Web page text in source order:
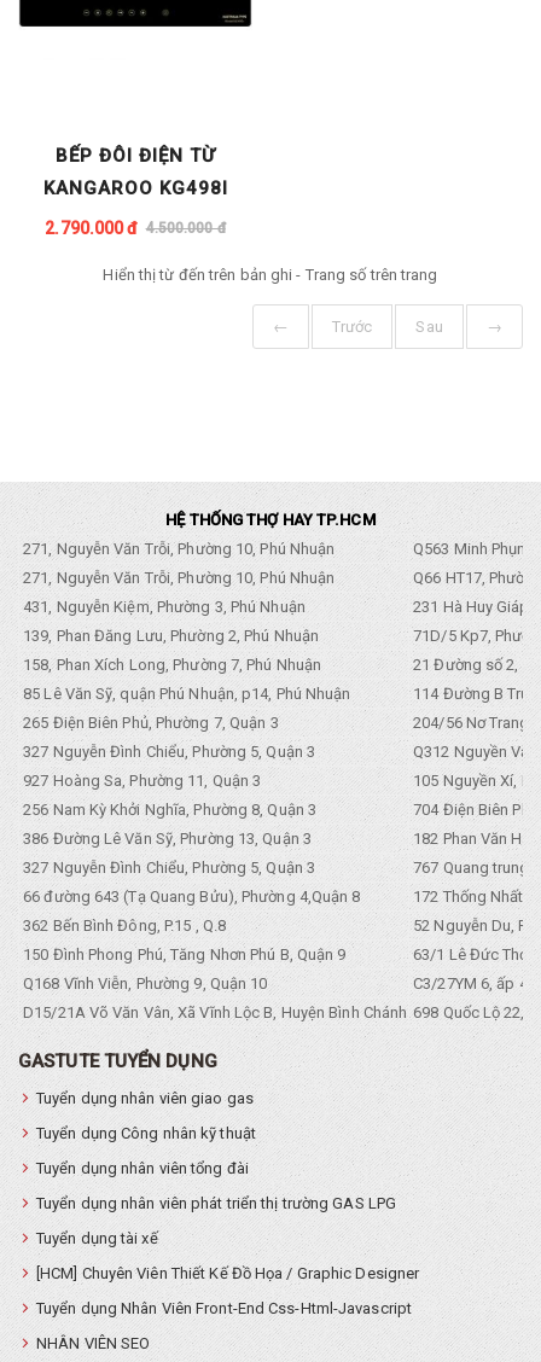
BẾP ĐÔI ĐIỆN TỪ
KANGAROO KG498I
2.790.000 đ 4.500.000 đ
Hiển thị từ đếntrên bản ghi - Trang sốtrêntrang
← Trước Sau →
HỆ THỐNG THỢ HAY TP.HCM
271, Nguyễn Văn Trỗi, Phường 10, Phú Nhuận
Q563 Minh
271, Nguyễn Văn Trỗi, Phường 10, Phú Nhuận
Q66 HT17,
431, Nguyễn Kiệm, Phường 3, Phú Nhuận
231 Hà Huy Giáp,
139, Phan Đăng Lưu, Phường 2, Phú Nhuận
71D/5 Kp7,
158, Phan Xích Long, Phường 7, Phú Nhuận
21 Đường số 2,
85 Lê Văn Sỹ, quận Phú Nhuận, p14, Phú Nhuận
114 Đường B
265 Điện Biên Phủ, Phường 7, Quận 3
204/56 Nơ Trang
327 Nguyễn Đình Chiểu, Phường 5, Quận 3
Q312 Nguyền
927 Hoàng Sa, Phường 11, Quận 3
105 Nguyền Xí,
256 Nam Kỳ Khởi Nghĩa, Phường 8, Quận 3
704 Điện Biên
386 Đường Lê Văn Sỹ, Phường 13, Quận 3
182 Phan Văn
327 Nguyễn Đình Chiểu, Phường 5, Quận 3
767 Quang trung,
66 đường 643 (Tạ Quang Bửu), Phường 4,Quận 8
172 Thống Nhất.
362 Bến Bình Đông, P.15 , Q.8
52 Nguyễn Du,
150 Đình Phong Phú, Tăng Nhơn Phú B, Quận 9
63/1 Lê Đức Thọ,
Q168 Vĩnh Viễn, Phường 9, Quận 10
C3/27YM 6, ấp 4,
D15/21A Võ Văn Vân, Xã Vĩnh Lộc B, Huyện Bình Chánh 698 Quốc Lộ 22,
GASTUTE TUYỂN DỤNG
Tuyển dụng nhân viên giao gas
Tuyển dụng Công nhân kỹ thuật
Tuyển dụng nhân viên tổng đài
Tuyển dụng nhân viên phát triển thị trường GAS LPG
Tuyển dụng tài xế
[HCM] Chuyên Viên Thiết Kế Đồ Họa / Graphic Designer
Tuyển dụng Nhân Viên Front-End Css-Html-Javascript
NHÂN VIÊN SEO